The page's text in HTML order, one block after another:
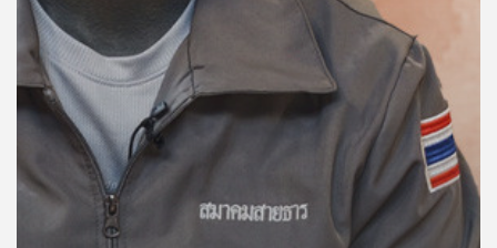
ข่าว
และ
กิจกรรม
เกี่ยว